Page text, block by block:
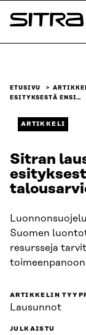
Siirry
suoraan
Sitra
ETUSIVU
ESITYKSESTÄ ENSI…
ARTIKKELI
Sitran
Suomen
resursseja
ARTIKKELIN
Lausunnot
JULKAISTU